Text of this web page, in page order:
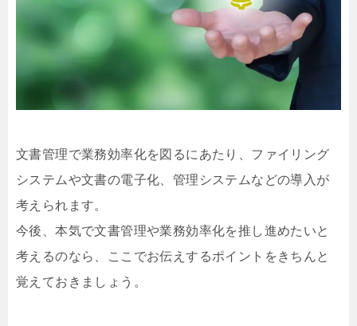
文書管理で業務効率化を図るにあたり、ファイリング
システムや文書の電子化、管理システムなどの導入が
考えられます。
今後、本気で文書管理や業務効率化を推し進めたいと
考えるのなら、ここでお伝えするポイントをきちんと
覚えておきましょう。